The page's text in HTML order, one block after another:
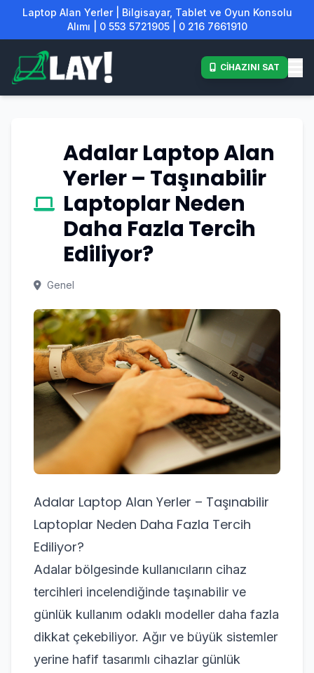
Laptop Alan Yerler | Bilgisayar, Tablet ve Oyun Konsolu
Alımı | 0 553 5721905 | 0 216 7661910
CİHAZINI SAT
Adalar Laptop Alan
Yerler – Taşınabilir
Laptoplar Neden
Daha Fazla Tercih
Ediliyor?
Genel
Adalar Laptop Alan Yerler – Taşınabilir
Laptoplar Neden Daha Fazla Tercih
Ediliyor?
Adalar bölgesinde kullanıcıların cihaz
tercihleri incelendiğinde taşınabilir ve
günlük kullanım odaklı modeller daha fazla
dikkat çekebiliyor. Ağır ve büyük sistemler
yerine hafif tasarımlı cihazlar günlük